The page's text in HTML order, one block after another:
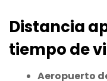
Distancia
tiempo de
Aeropuerto